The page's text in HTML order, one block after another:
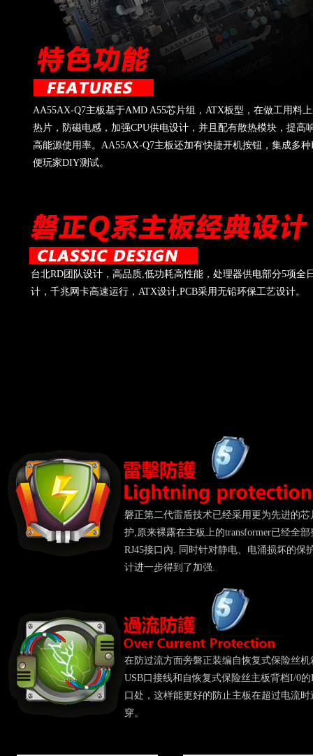
AA55AX-Q7主板基于AMD A55芯片组，ATX板型，在做工用料
热片，防磁电感，加强CPU供电设计，并且配有散热模块，提高
高能源使用率。AA55AX-Q7主板还加有快捷开机按钮，集成多种
便玩家DIY测试。
台北RD团队设计，高品质,低功耗高性能，处理器供电部分5项全
计，千兆网卡高速运行，ATX设计,PCB采用无铅环保工艺设计。
磐正第二代雷盾技术已经采用更为先进的芯
护,原来裸露在主板上的transformer已经全部
RJ45接口內. 同时针对静电、电涌损坏的保
计进一步得到了加强.
在防过流方面旁磐正装编自恢复式保险丝机
USB口接线和自恢复式保险丝主板背档I/0
口处，这样能更好的防止主板在超过电流时
穿。